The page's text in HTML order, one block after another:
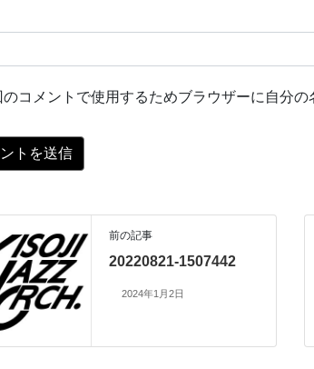
のコメントで使用するためブラウザーに自分
前の記事
20220821-1507442
2024年1月2日